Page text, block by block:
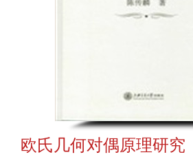
欧氏几何对偶原理研究